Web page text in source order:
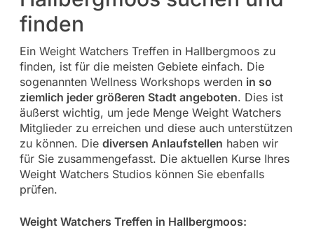
finden
Ein Weight Watchers Treffen in Hallbergmoos zu
finden, ist für die meisten Gebiete einfach. Die
sogenannten Wellness Workshops werden in so
ziemlich jeder größeren Stadt angeboten. Dies ist
äußerst wichtig, um jede Menge Weight Watchers
Mitglieder zu erreichen und diese auch unterstützen
zu können. Die diversen Anlaufstellen haben wir
für Sie zusammengefasst. Die aktuellen Kurse Ihres
Weight Watchers Studios können Sie ebenfalls
prüfen.
Weight Watchers Treffen in Hallbergmoos: